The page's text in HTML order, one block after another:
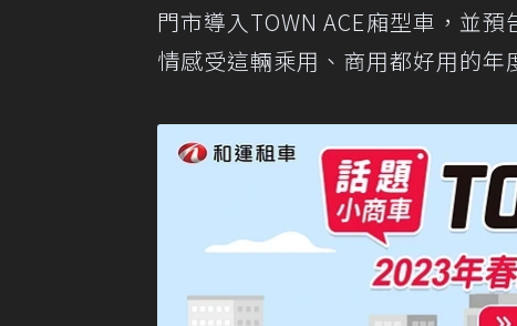
門市導入TOWN ACE廂型車，並
情感受這輛乘用、商用都好用的年